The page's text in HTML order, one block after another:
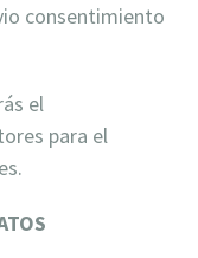
consentimiento
el
para el